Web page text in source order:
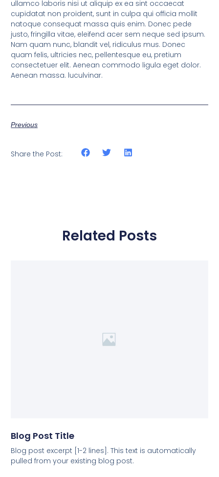
ullamco laboris nisi ut aliquip ex ea sint occaecat
cupidatat non proident, sunt in culpa qui officia mollit
natoque consequat massa quis enim. Donec pede
justo, fringilla vitae, eleifend acer sem neque sed ipsum.
Nam quam nunc, blandit vel, ridiculus mus. Donec
quam felis, ultricies nec, pellentesque eu, pretium
consectetuer elit. Aenean commodo ligula eget dolor.
Aenean massa. luculvinar.
Previous
Share the Post:
Related Posts
Blog Post Title
Blog post excerpt [1-2 lines]. This text is automatically
pulled from your existing blog post.